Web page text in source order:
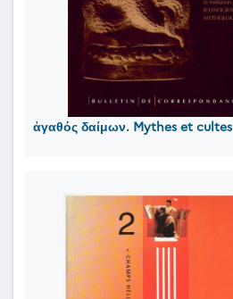
ἀγαθός δαίμων. Mythes et cultes